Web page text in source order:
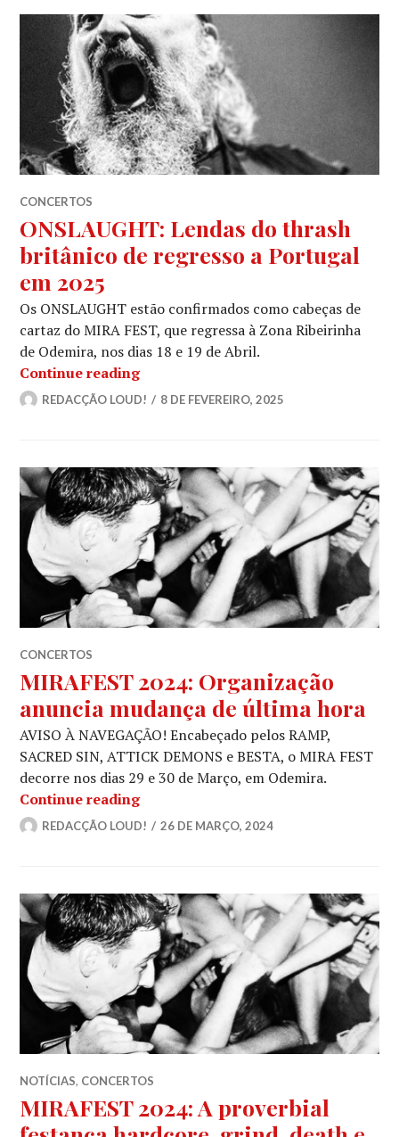
CONCERTOS
ONSLAUGHT: Lendas do thrash
britânico de regresso a Portugal
em 2025
Os ONSLAUGHT estão confirmados como cabeças de
cartaz do MIRA FEST, que regressa à Zona Ribeirinha
de Odemira, nos dias 18 e 19 de Abril.
Continue readingONSLAUGHT: Lendas do thrash
REDACÇÃO LOUD! 8 DE FEVEREIRO, 2025
CONCERTOS
MIRAFEST 2024: Organização
anuncia mudança de última hora
AVISO À NAVEGAÇÃO! Encabeçado pelos RAMP,
SACRED SIN, ATTICK DEMONS e BESTA, o MIRA FEST
decorre nos dias 29 e 30 de Março, em Odemira.
Continue readingMIRAFEST 2024: Organização
REDACÇÃO LOUD! 26 DE MARÇO, 2024
NOTÍCIAS, CONCERTOS
MIRAFEST 2024: A proverbial